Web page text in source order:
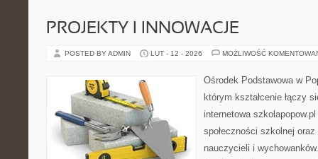
PROJEKTY I INNOWACJE
POSTED BY ADMIN LUT - 12 - 2026 MOŻLIWOŚĆ
Ośrodek Podstawowa w
którym kształcenie łączy
internetowa
społeczności szkolnej
nauczycieli i